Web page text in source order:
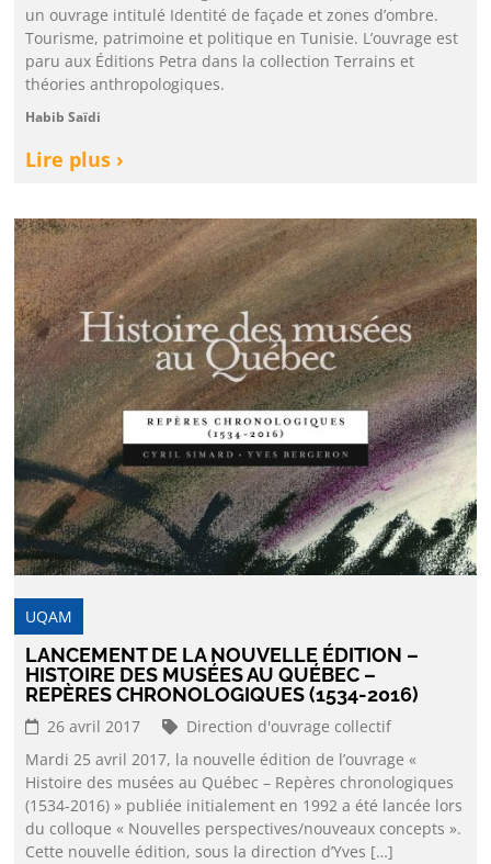
un ouvrage intitulé Identité de façade et zones d’ombre.
Tourisme, patrimoine et politique en Tunisie. L’ouvrage est
paru aux Éditions Petra dans la collection Terrains et
théories anthropologiques.
Habib Saïdi
Lire plus ›
UQAM
LANCEMENT DE LA NOUVELLE ÉDITION –
HISTOIRE DES MUSÉES AU QUÉBEC –
REPÈRES CHRONOLOGIQUES (1534-2016)
26 avril 2017
Direction d'ouvrage collectif
Mardi 25 avril 2017, la nouvelle édition de l’ouvrage «
Histoire des musées au Québec – Repères chronologiques
(1534-2016) » publiée initialement en 1992 a été lancée lors
du colloque « Nouvelles perspectives/nouveaux concepts ».
Cette nouvelle édition, sous la direction d’Yves […]